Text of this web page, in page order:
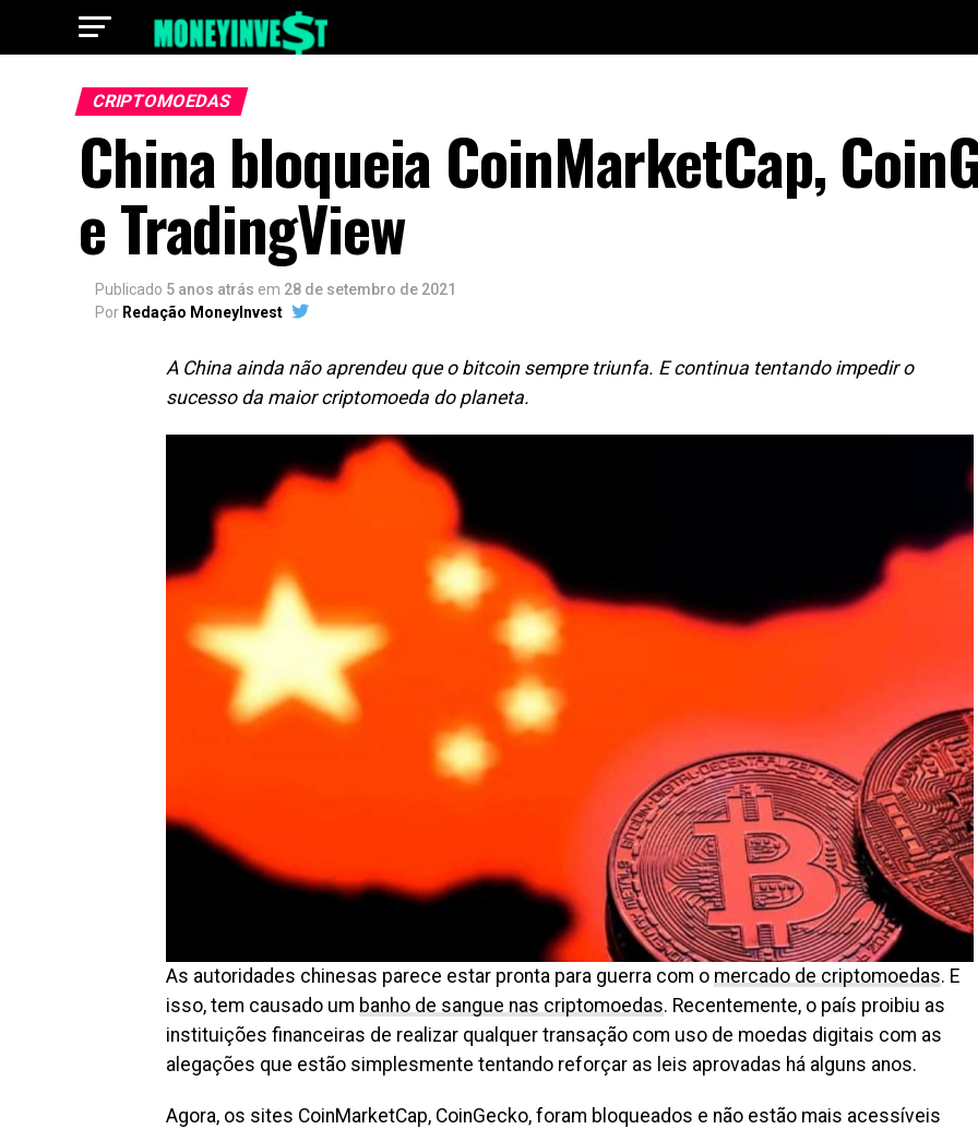
CRIPTOMOEDAS
China bloqueia CoinMarketCap,
e TradingView
Publicado 5 anos atrás em 28 de setembro de 2021
Por Redação MoneyInvest
A China ainda não aprendeu que o bitcoin sempre triunfa. E continua tentando impedir o
sucesso da maior criptomoeda do planeta.
As autoridades chinesas parece estar pronta para guerra com o mercado de criptomoedas. E
isso, tem causado um banho de sangue nas criptomoedas. Recentemente, o país proibiu as
instituições financeiras de realizar qualquer transação com uso de moedas digitais com as
alegações que estão simplesmente tentando reforçar as leis aprovadas há alguns anos.
Agora, os sites CoinMarketCap, CoinGecko, foram bloqueados e não estão mais acessíveis